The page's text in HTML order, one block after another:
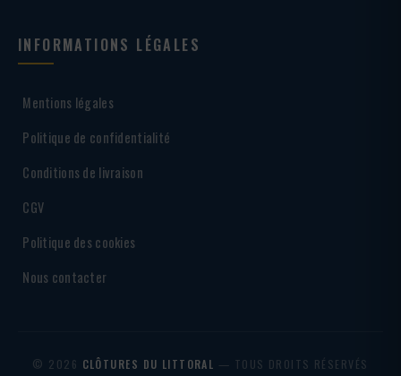
INFORMATIONS LÉGALES
Mentions légales
Politique de confidentialité
Conditions de livraison
CGV
Politique des cookies
Nous contacter
© 2026 CLÔTURES DU LITTORAL — TOUS DROITS RÉSERVÉS